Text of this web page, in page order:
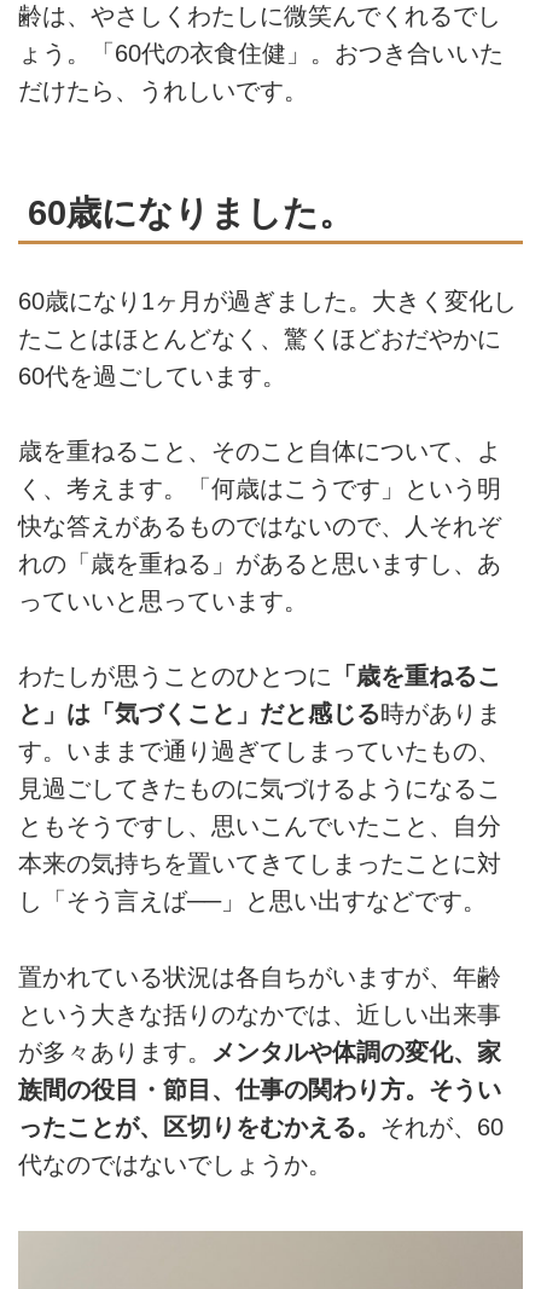
齢は、やさしくわたしに微笑んでくれるでし
ょう。「60代の衣食住健」。おつき合いいた
だけたら、うれしいです。
60歳になりました。
60歳になり1ヶ月が過ぎました。大きく変化し
たことはほとんどなく、驚くほどおだやかに
60代を過ごしています。
歳を重ねること、そのこと自体について、よ
く、考えます。「何歳はこうです」という明
快な答えがあるものではないので、人それぞ
れの「歳を重ねる」があると思いますし、あ
っていいと思っています。
わたしが思うことのひとつに 「歳を重ねるこ
と」は「気づくこと」だと感じる時がありま
す。いままで通り過ぎてしまっていたもの、
見過ごしてきたものに気づけるようになるこ
ともそうですし、思いこんでいたこと、自分
本来の気持ちを置いてきてしまったことに対
し「そう言えば──」と思い出すなどです。
置かれている状況は各自ちがいますが、年齢
という大きな括りのなかでは、近しい出来事
が多々あります。
メンタルや体調の変化、家
族間の役目・節目、仕事の関わり方。そうい
ったことが、区切りをむかえる。 それが、60
代なのではないでしょうか。